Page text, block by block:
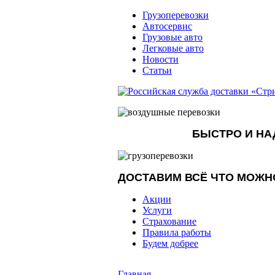
Грузоперевозки
Автосервис
Грузовые авто
Легковые авто
Новости
Статьи
БЫСТРО И
ДОСТАВИМ ВСЁ ЧТО
Акции
Услуги
Страхование
Правила работы
Будем добрее